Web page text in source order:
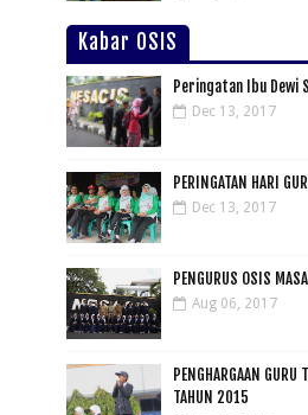
Kabar OSIS
Peringatan Ibu Dewi
Dec 13, 2017
PERINGATAN HARI
Dec 13, 2017
PENGURUS OSIS
Aug 06, 2017
PENGHARGAAN GURU
TAHUN 2015